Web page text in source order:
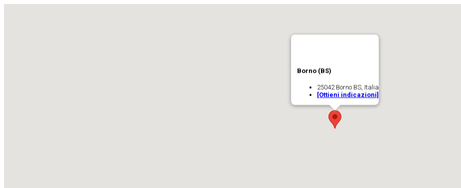
Borno (BS)
25042 Borno BS, Italia
[Ottieni indicazioni]